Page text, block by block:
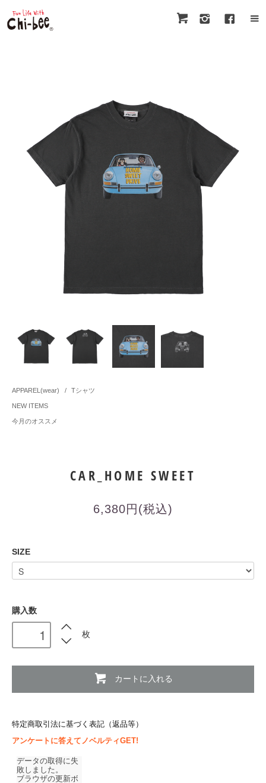
APPAREL(wear) / Tシャツ
NEW ITEMS
今月のオススメ
CAR_HOME SWEET
6,380円(税込)
SIZE
購入数
枚
カートに入れる
特定商取引法に基づく表記（返品等）
アンケートに答えてノベルティGET!